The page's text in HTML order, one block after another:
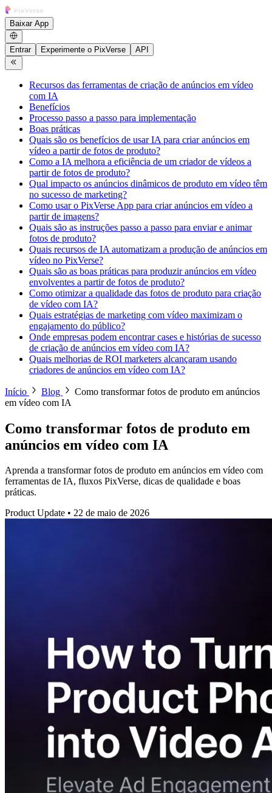
Baixar App
Entrar Experimente o PixVerse API
Recursos das ferramentas de criação de anúncios em vídeo
com IA
Benefícios
Processo passo a passo para implementação
Boas práticas
Quais são os benefícios de usar IA para criar anúncios em
vídeo a partir de fotos de produto?
Como a IA melhora a eficiência de um criador de vídeos a
partir de fotos de produto?
Qual impacto os anúncios dinâmicos de produto em vídeo têm
no sucesso de marketing?
Como usar o PixVerse App para criar anúncios em vídeo a
partir de imagens?
Quais são as instruções passo a passo para enviar e animar
fotos de produto?
Quais recursos de IA automatizam a produção de anúncios em
vídeo no PixVerse?
Quais são as boas práticas para produzir anúncios em vídeo
envolventes a partir de fotos de produto?
Como otimizar a qualidade das fotos de produto para criação
de vídeo com IA?
Quais estratégias de marketing com vídeo maximizam o
engajamento do público?
Onde empresas podem encontrar cases e histórias de sucesso
de criação de anúncios em vídeo com IA?
Quais melhorias de ROI marketers alcançaram usando
criadores de anúncios em vídeo com IA?
Início Blog
Como transformar fotos de produto em anúncios
em vídeo com IA
Como transformar fotos de produto em
anúncios em vídeo com IA
Aprenda a transformar fotos de produto em anúncios em vídeo com
ferramentas de IA, fluxos PixVerse, dicas de qualidade e boas
práticas.
Product Update • 22 de maio de 2026